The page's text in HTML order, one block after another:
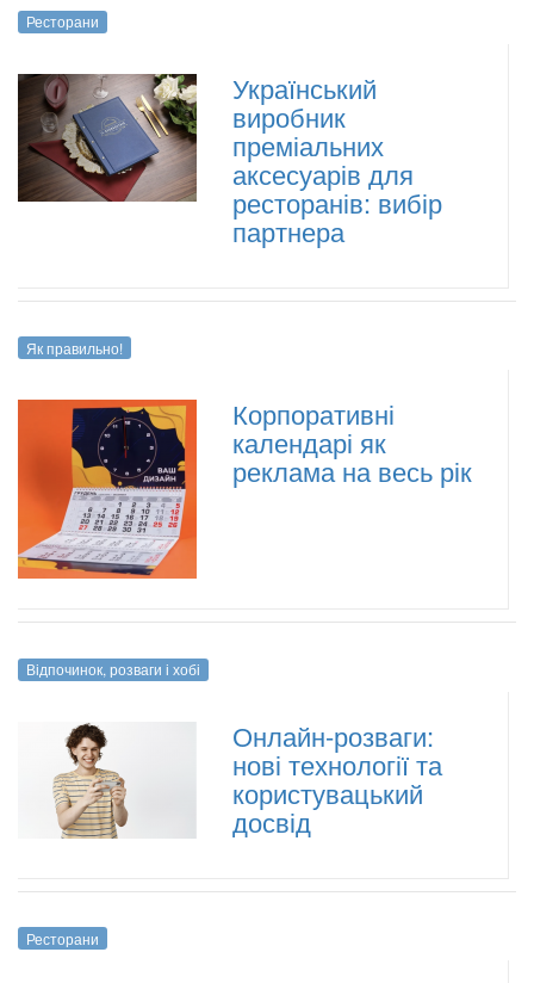
Ресторани
Український
виробник
преміальних
аксесуарів для
ресторанів: вибір
партнера
Як правильно!
Корпоративні
календарі як
реклама на весь рік
Відпочинок, розваги і хобі
Онлайн-розваги:
нові технології та
користувацький
досвід
Ресторани